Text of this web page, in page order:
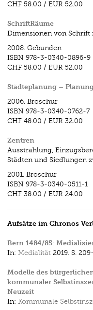
CHF 58.00 / EUR 52.00
SchriftRäume
Dimensionen von Schrift
2008. Gebunden
ISBN 978-3-0340-0896-9
CHF 58.00 / EUR 52.00
Städteplanung –
2006. Broschur
ISBN 978-3-0340-0762-7
CHF 48.00 / EUR 32.00
Zentren
Ausstrahlung,
Städten und Siedlungen
2001. Broschur
ISBN 978-3-0340-0511-1
CHF 38.00 / EUR 24.00
Aufsätze im Chronos
Bern 1484/85:
In: Medialität 2019. S.
Modelle des
kommunaler
Neuzeit
In: Kommunale